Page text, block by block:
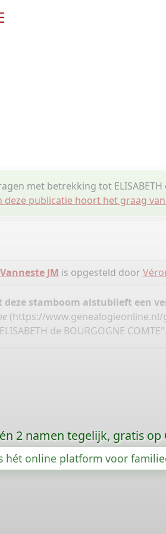
met betrekking tot ELISABETH
deze publicatie hoort het graag
JM is opgesteld door
stamboom alstublieft een
(https://
de BOURGOGNE COMTE".
2 namen tegelijk, gratis op
hét online platform voor